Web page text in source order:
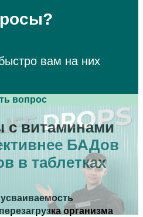
вам на них
вопрос
с витаминами
БАДов
в таблетках
усваиваемость
организма